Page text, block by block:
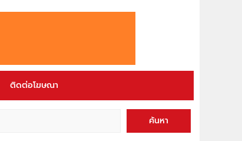
ติดต่อโฆษณา
ค้นหา